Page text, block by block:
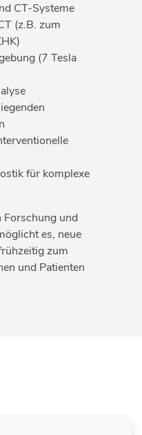
CT-Systeme
(z.B. zum
(7 Tesla
für komplexe
Forschung und
es, neue
zum
und Patienten